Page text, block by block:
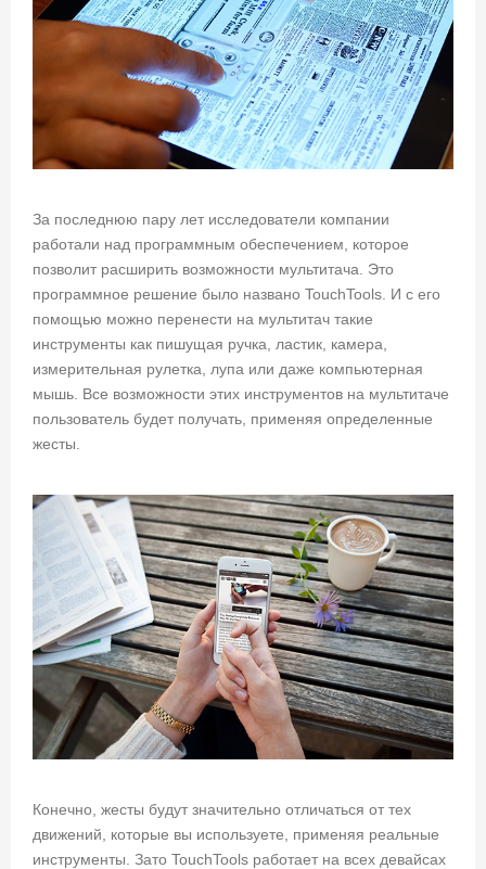
За последнюю пару лет исследователи компании
работали над программным обеспечением, которое
позволит расширить возможности мультитача. Это
программное решение было названо TouchTools. И с его
помощью можно перенести на мультитач такие
инструменты как пишущая ручка, ластик, камера,
измерительная рулетка, лупа или даже компьютерная
мышь. Все возможности этих инструментов на мультитаче
пользователь будет получать, применяя определенные
жесты.
Конечно, жесты будут значительно отличаться от тех
движений, которые вы используете, применяя реальные
инструменты. Зато TouchTools работает на всех девайсах